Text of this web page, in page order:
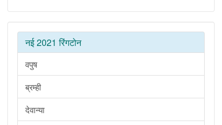
नई 2021 रिंगटोन
वपुष
ब्रम्ही
देवान्या